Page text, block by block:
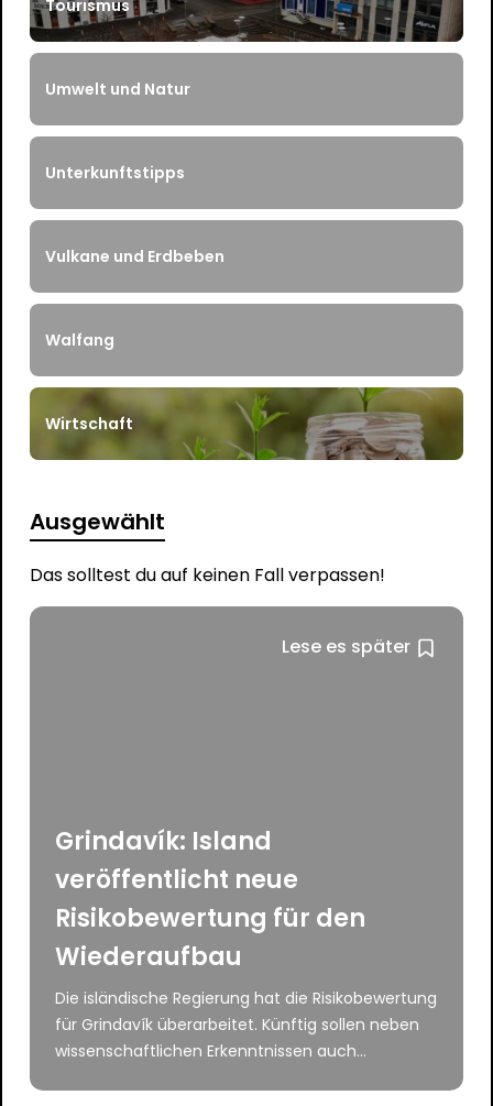
Tourismus
Umwelt und Natur
Unterkunftstipps
Vulkane und Erdbeben
Walfang
Wirtschaft
Ausgewählt
Das solltest du auf keinen Fall verpassen!
Lese es später
Grindavík: Island
veröffentlicht neue
Risikobewertung für den
Wiederaufbau
Die isländische Regierung hat die Risikobewertung
für Grindavík überarbeitet. Künftig sollen neben
wissenschaftlichen Erkenntnissen auch...